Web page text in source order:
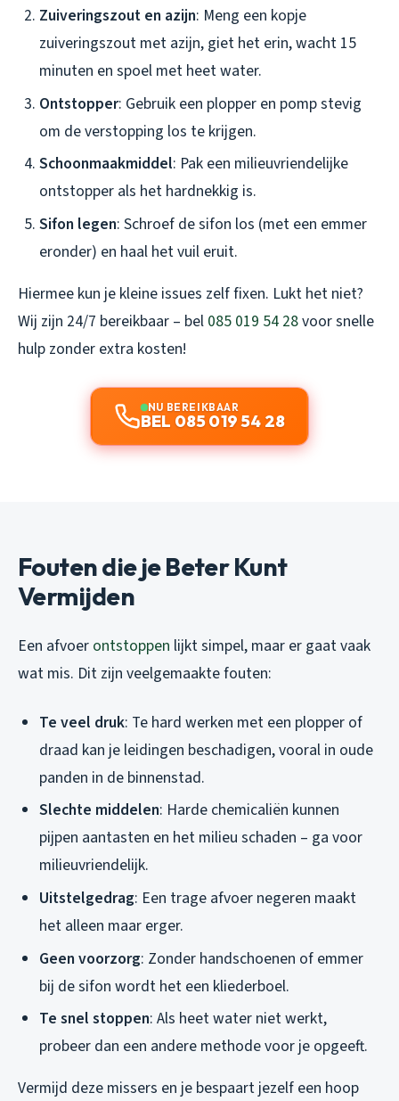
Zuiveringszout en azijn: Meng een kopje
zuiveringszout met azijn, giet het erin, wacht 15
minuten en spoel met heet water.
Ontstopper: Gebruik een plopper en pomp stevig
om de verstopping los te krijgen.
Schoonmaakmiddel: Pak een milieuvriendelijke
ontstopper als het hardnekkig is.
Sifon legen: Schroef de sifon los (met een emmer
eronder) en haal het vuil eruit.
Hiermee kun je kleine issues zelf fixen. Lukt het niet?
Wij zijn 24/7 bereikbaar – bel 085 019 54 28voor snelle
hulp zonder extra kosten!
NU BEREIKBAAR
BEL 085 019 54 28
Fouten die je Beter Kunt
Vermijden
Een afvoer ontstoppen lijkt simpel, maar er gaat vaak
wat mis. Dit zijn veelgemaakte fouten:
Te veel druk: Te hard werken met een plopper of
draad kan je leidingen beschadigen, vooral in oude
panden in de binnenstad.
Slechte middelen: Harde chemicaliën kunnen
pijpen aantasten en het milieu schaden – ga voor
milieuvriendelijk.
Uitstelgedrag: Een trage afvoer negeren maakt
het alleen maar erger.
Geen voorzorg: Zonder handschoenen of emmer
bij de sifon wordt het een kliederboel.
Te snel stoppen: Als heet water niet werkt,
probeer dan een andere methode voor je opgeeft.
Vermijd deze missers en je bespaart jezelf een hoop